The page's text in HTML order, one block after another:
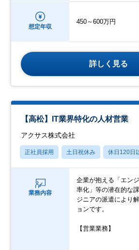
想定年収
450～600万円
詳しく見る
【高松】IT業界特化の人材営業
アクサス株式会社
正社員採用 土日祝休み 休日120日
業務内容
企業が抱える「エン
率化」等の潜在的な
ジニアの派遣により
ョンです。
【営業業務】